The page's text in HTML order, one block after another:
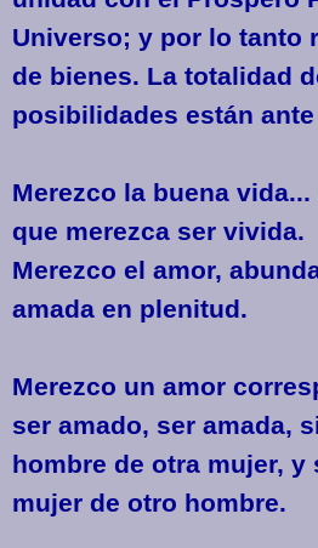
Universo; y por lo tanto
de bienes. La totalidad
posibilidades están
Merezco la buena vida...
que merezca ser vivida.
Merezco el amor,
amada en plenitud.
Merezco un amor
ser amado, ser amada,
hombre de otra mujer, y
mujer de otro hombre.